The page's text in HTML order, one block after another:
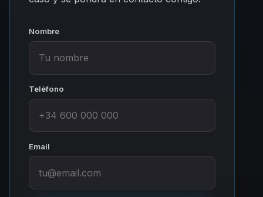
Nombre
Teléfono
Email